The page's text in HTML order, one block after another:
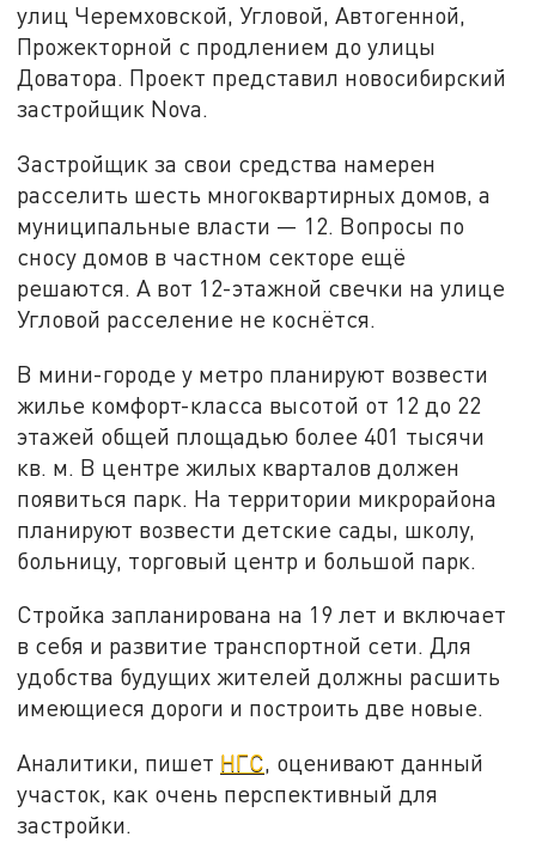
улиц Черемховской, Угловой, Автогенной,
Прожекторной с продлением до улицы
Доватора. Проект представил новосибирский
застройщик Nova.
Застройщик за свои средства намерен
расселить шесть многоквартирных домов, а
муниципальные власти — 12. Вопросы по
сносу домов в частном секторе ещё
решаются. А вот 12-этажной свечки на улице
Угловой расселение не коснётся.
В мини-городе у метро планируют возвести
жилье комфорт-класса высотой от 12 до 22
этажей общей площадью более 401 тысячи
кв. м. В центре жилых кварталов должен
появиться парк. На территории микрорайона
планируют возвести детские сады, школу,
больницу, торговый центр и большой парк.
Стройка запланирована на 19 лет и включает
в себя и развитие транспортной сети. Для
удобства будущих жителей должны расшить
имеющиеся дороги и построить две новые.
Аналитики, пишет НГС, оценивают данный
участок, как очень перспективный для
застройки.